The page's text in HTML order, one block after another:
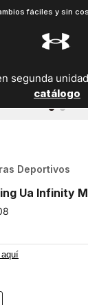
fáciles y sin
segunda
catálogo
Deportivos
Ua Infinity